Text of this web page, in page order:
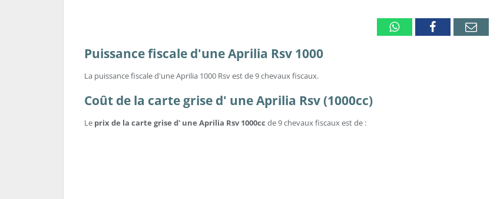
WhatsappFacebookEmail
Puissance fiscale d'une Aprilia Rsv 1000
La puissance fiscale d'une Aprilia 1000 Rsv est de 9 chevaux fiscaux.
Coût de la carte grise d' une Aprilia Rsv (1000cc)
Le prix de la carte grise d' une Aprilia Rsv 1000cc de 9 chevaux fiscaux est de :